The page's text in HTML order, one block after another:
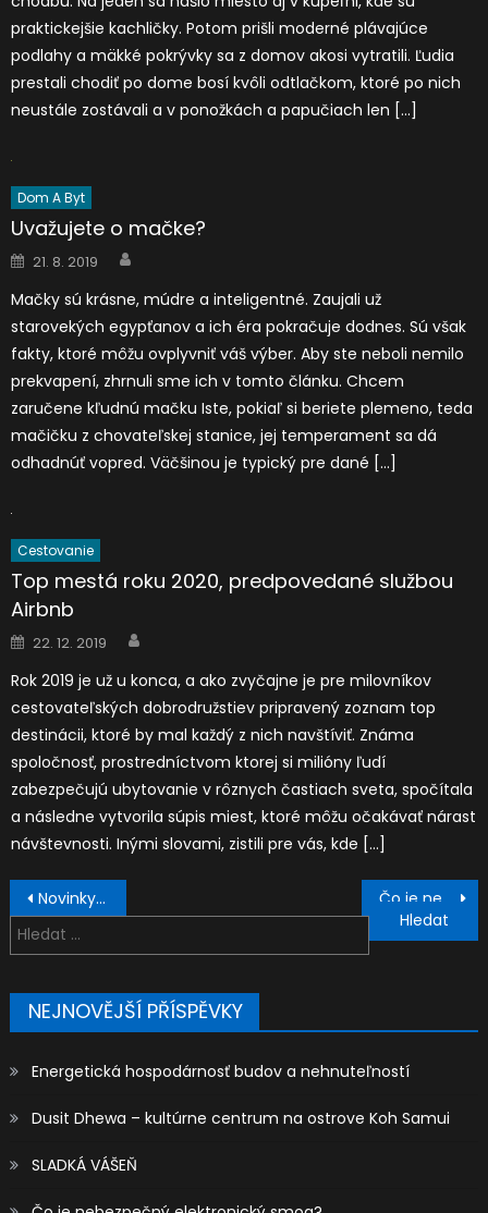
praktickejšie kachličky. Potom prišli moderné plávajúce
podlahy a mäkké pokrývky sa z domov akosi vytratili. Ľudia
prestali chodiť po dome bosí kvôli odtlačkom, ktoré po nich
neustále zostávali a v ponožkách a papučiach len […]
Dom A Byt
Uvažujete o mačke?
Posted
on
21. 8. 2019
Mačky sú krásne, múdre a inteligentné. Zaujali už
starovekých egypťanov a ich éra pokračuje dodnes. Sú však
fakty, ktoré môžu ovplyvniť váš výber. Aby ste neboli nemilo
prekvapení, zhrnuli sme ich v tomto článku. Chcem
zaručene kľudnú mačku Iste, pokiaľ si beriete plemeno, teda
mačičku z chovateľskej stanice, jej temperament sa dá
odhadnúť vopred. Väčšinou je typický pre dané […]
Cestovanie
Top mestá roku 2020, predpovedané službou
Airbnb
Posted
on
22. 12. 2019
Rok 2019 je už u konca, a ako zvyčajne je pre milovníkov
cestovateľských dobrodružstiev pripravený zoznam top
destinácii, ktoré by mal každý z nich navštíviť. Známa
spoločnosť, prostredníctvom ktorej si milióny ľudí
zabezpečujú ubytovanie v rôznych častiach sveta, spočítala
a následne vytvorila súpis miest, ktoré môžu očakávať nárast
návštevnosti. Inými slovami, zistili pre vás, kde […]
Navigace
pro
příspěvek
Novinky na poli snowboardingu
Vyhledávání
NEJNOVĚJŠÍ PŘÍSPĚVKY
Energetická hospodárnosť budov a nehnuteľností
Dusit Dhewa – kultúrne centrum na ostrove Koh Samui
SLADKÁ VÁŠEŇ